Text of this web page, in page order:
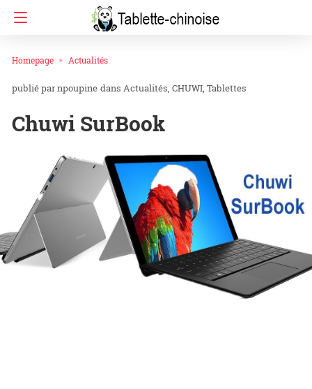
Homepage Actualités
npoupine dans Actualités CHUWI Tablettes
Chuwi SurBook